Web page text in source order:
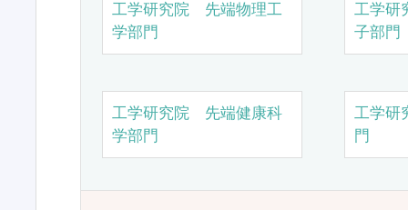
工学研究院 先端物理工
学部門
工学研
子部門
工学研究院 先端健康科
学部門
工学研
門